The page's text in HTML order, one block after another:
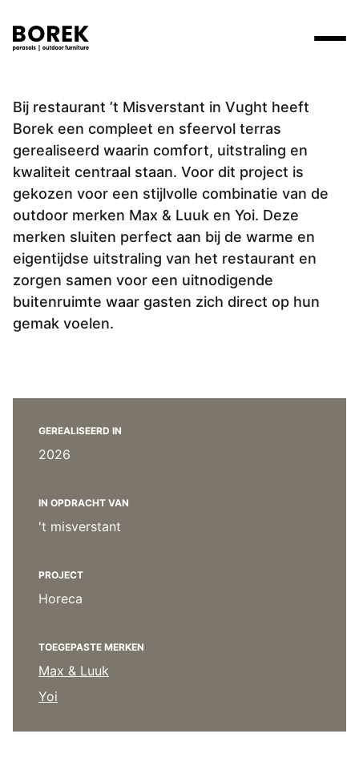
Producten
Alle producten
Tafels
Lounge
Parasols
Stoelen
Deals
Collecties
Merken
Ontdek onze merken
Borek
Max & Luuk
Yoi
Projecten
Verkooppunten
Verkooppunten
Flagship stores
Premium stores
Verkooppunten zoeken
Designers
3D modellen
Nieuws
Werken bij
Taalkeuze
Zoek
'T misverstant
Bij restaurant ’t Misverstant in Vught heeft
Borek een compleet en sfeervol terras
gerealiseerd waarin comfort, uitstraling en
kwaliteit centraal staan. Voor dit project is
gekozen voor een stijlvolle combinatie van de
outdoor merken Max & Luuk en Yoi. Deze
merken sluiten perfect aan bij de warme en
eigentijdse uitstraling van het restaurant en
zorgen samen voor een uitnodigende
buitenruimte waar gasten zich direct op hun
gemak voelen.
GEREALISEERD IN
2026
IN OPDRACHT VAN
't misverstant
PROJECT
Horeca
TOEGEPASTE MERKEN
Max & Luuk
Yoi